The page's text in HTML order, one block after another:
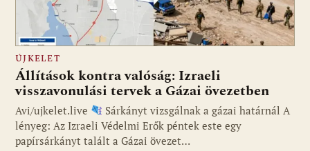
ÚJKELET
Állítások kontra valóság: Izraeli
visszavonulási tervek a Gázai övezetben
Avi/ujkelet.live
Sárkányt vizsgálnak a gázai határnál A
lényeg: Az Izraeli Védelmi Erők péntek este egy
papírsárkányt talált a Gázai övezet…